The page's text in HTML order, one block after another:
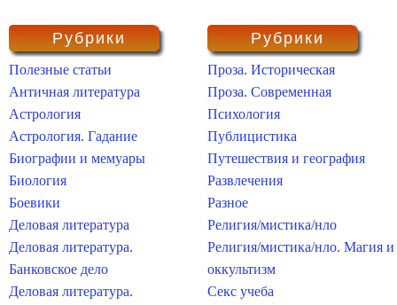
Рубрики
Полезные статьи
Античная литература
Астрология
Астрология. Гадание
Биографии и мемуары
Биология
Боевики
Деловая литература
Деловая литература.
Банковское дело
Деловая литература.
Рубрики
Проза. Историческая
Проза. Современная
Психология
Публицистика
Путешествия и география
Развлечения
Разное
Религия/мистика/нло
Религия/мистика/нло. Магия и
оккультизм
Секс учеба